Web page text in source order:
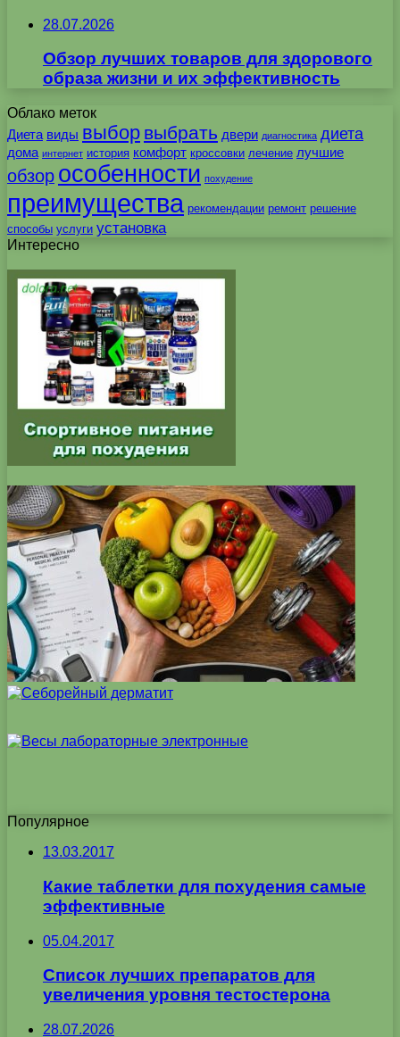
28.07.2026
Обзор лучших товаров для здорового
образа жизни и их эффективность
Облако меток
Диета виды выбор выбрать двери диагностика диета
дома интернет история комфорт кроссовки лечение лучшие
обзор особенности похудение
преимущества рекомендации ремонт решение
способы услуги установка
Интересно
Популярное
13.03.2017
Какие таблетки для похудения самые
эффективные
05.04.2017
Список лучших препаратов для
увеличения уровня тестостерона
28.07.2026